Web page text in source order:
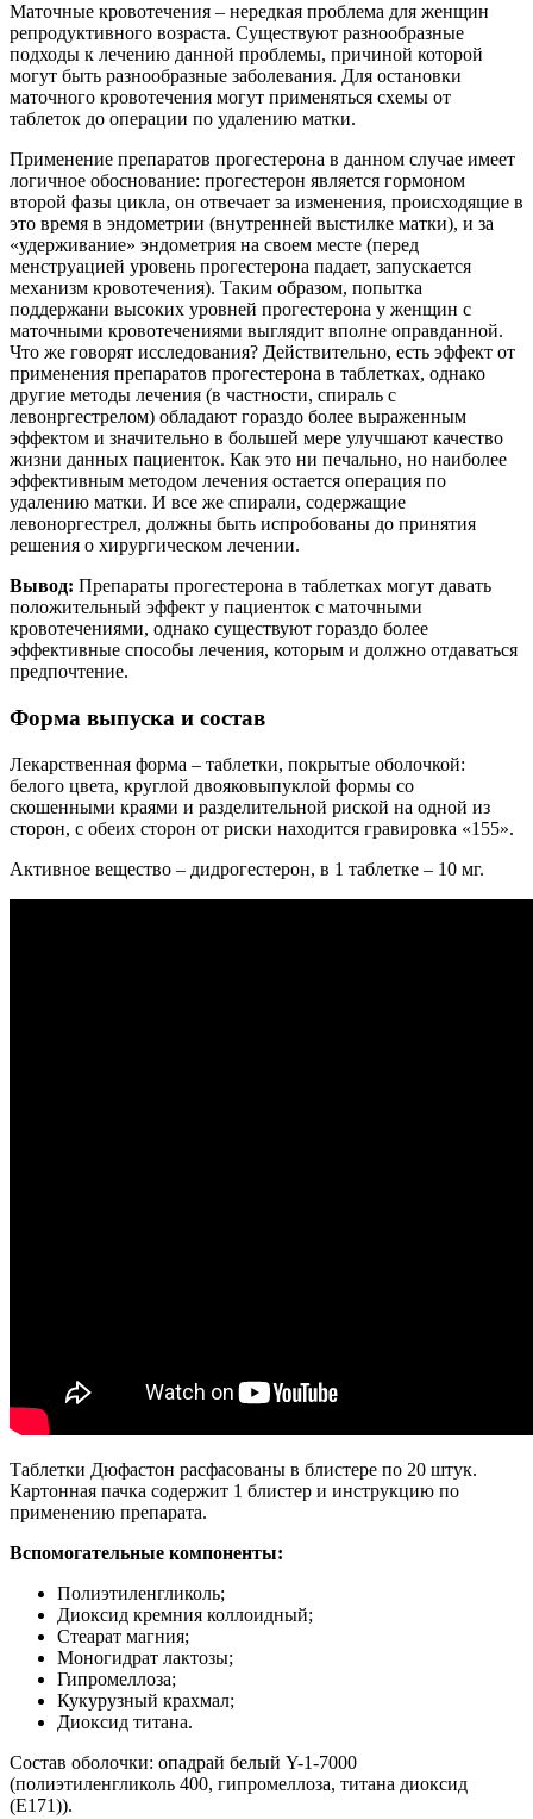
Маточные кровотечения – нередкая проблема для женщин
репродуктивного возраста. Существуют разнообразные
подходы к лечению данной проблемы, причиной которой
могут быть разнообразные заболевания. Для остановки
маточного кровотечения могут применяться схемы от
таблеток до операции по удалению матки.
Применение препаратов прогестерона в данном случае имеет
логичное обоснование: прогестерон является гормоном
второй фазы цикла, он отвечает за изменения, происходящие в
это время в эндометрии (внутренней выстилке матки), и за
«удерживание» эндометрия на своем месте (перед
менструацией уровень прогестерона падает, запускается
механизм кровотечения). Таким образом, попытка
поддержани высоких уровней прогестерона у женщин с
маточными кровотечениями выглядит вполне оправданной.
Что же говорят исследования? Действительно, есть эффект от
применения препаратов прогестерона в таблетках, однако
другие методы лечения (в частности, спираль с
левонргестрелом) обладают гораздо более выраженным
эффектом и значительно в большей мере улучшают качество
жизни данных пациенток. Как это ни печально, но наиболее
эффективным методом лечения остается операция по
удалению матки. И все же спирали, содержащие
левоноргестрел, должны быть испробованы до принятия
решения о хирургическом лечении.
Вывод: Препараты прогестерона в таблетках могут давать
положительный эффект у пациенток с маточными
кровотечениями, однако существуют гораздо более
эффективные способы лечения, которым и должно отдаваться
предпочтение.
Форма выпуска и состав
Лекарственная форма – таблетки, покрытые оболочкой:
белого цвета, круглой двояковыпуклой формы со
скошенными краями и разделительной риской на одной из
сторон, с обеих сторон от риски находится гравировка «155».
Активное вещество – дидрогестерон, в 1 таблетке – 10 мг.
Таблетки Дюфастон расфасованы в блистере по 20 штук.
Картонная пачка содержит 1 блистер и инструкцию по
применению препарата.
Вспомогательные компоненты:
Полиэтиленгликоль;
Диоксид кремния коллоидный;
Стеарат магния;
Моногидрат лактозы;
Гипромеллоза;
Кукурузный крахмал;
Диоксид титана.
Состав оболочки: опадрай белый Y-1-7000
(полиэтиленгликоль 400, гипромеллоза, титана диоксид
(Е171)).